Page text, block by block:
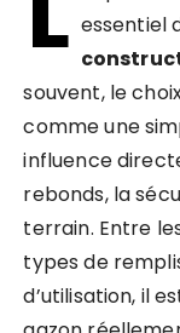
essentiel
souvent, le
comme une
influence
rebonds, la
terrain. Entre
types de
d’utilisation, il